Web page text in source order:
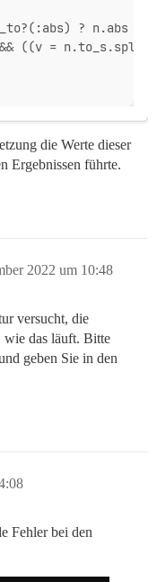
? n.abs :
((v =
die Werte dieser
Ergebnissen führte.
2022 um 10:48
versucht, die
wie das läuft. Bitte
geben Sie in den
Fehler bei den